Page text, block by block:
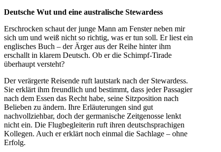
Deutsche Wut und eine australische Stewardess
Erschrocken schaut der junge Mann am Fenster neben mir
sich um und weiß nicht so richtig, was er tun soll. Er liest ein
englisches Buch – der Ärger aus der Reihe hinter ihm
erschallt in klarem Deutsch. Ob er die Schimpf-Tirade
überhaupt versteht?
Der verärgerte Reisende ruft lautstark nach der Stewardess.
Sie erklärt ihm freundlich und bestimmt, dass jeder Passagier
nach dem Essen das Recht habe, seine Sitzposition nach
Belieben zu ändern. Ihre Erläuterungen sind gut
nachvollziehbar, doch der germanische Zeitgenosse lenkt
nicht ein. Die Flugbegleiterin ruft ihren deutschsprachigen
Kollegen. Auch er erklärt noch einmal die Sachlage – ohne
Erfolg.